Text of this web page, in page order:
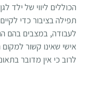
הכוללים ליווי של ילד
תפילה בציבור כדי
לעבודה, במצבים בהם
אישי שאינו קשור
לרוב כי אין מדובר